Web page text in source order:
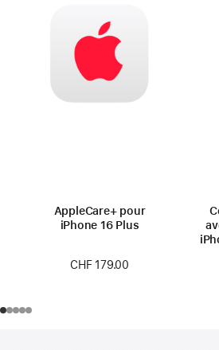
AppleCare+ pour
iPhone 16 Plus
CHF 179.00